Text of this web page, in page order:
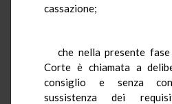
cassazione;
che nella presente
Corte è chiamata a
consiglio e senza
sussistenza dei